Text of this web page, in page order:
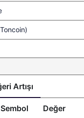
Artışı
Sembol Değer